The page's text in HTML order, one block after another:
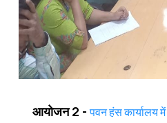
आयोजन 2 -पवन हंस कार्यालय